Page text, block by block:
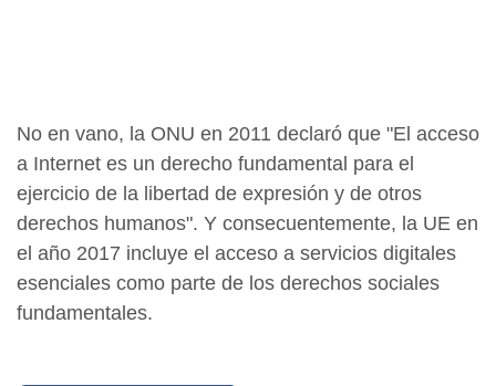
No en vano, la ONU en 2011 declaró que "El acceso
a Internet es un derecho fundamental para el
ejercicio de la libertad de expresión y de otros
derechos humanos". Y consecuentemente, la UE en
el año 2017 incluye el acceso a servicios digitales
esenciales como parte de los derechos sociales
fundamentales.